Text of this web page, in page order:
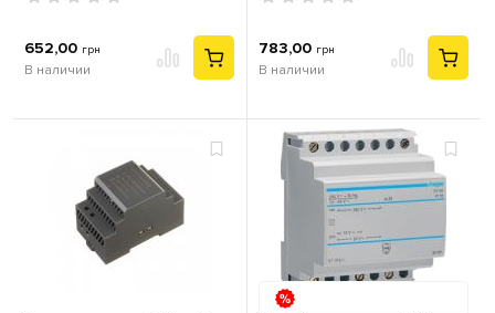
652,00 грн
В наличии
783,00 грн
В наличии